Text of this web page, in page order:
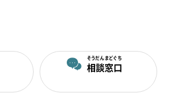
相談
そうだん
窓口
まどぐち